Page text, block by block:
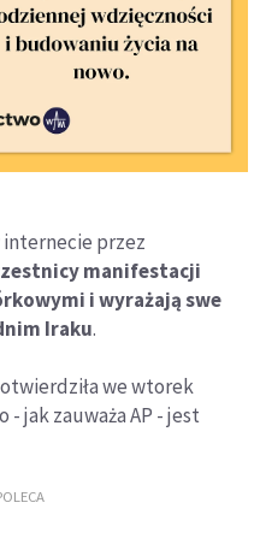
przez
manifestacji
i wyrażają swe
Iraku.
we wtorek
jak zauważa AP - jest